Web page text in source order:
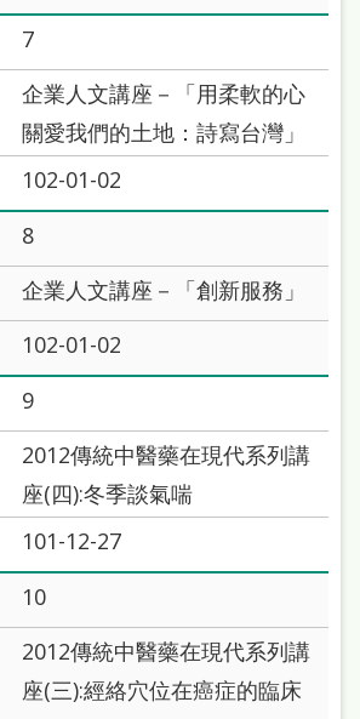
7
企業人文講座－「用柔軟的心
關愛我們的土地：詩寫台灣」
102-01-02
8
企業人文講座－「創新服務」
102-01-02
9
2012傳統中醫藥在現代系列講
座(四):冬季談氣喘
101-12-27
10
2012傳統中醫藥在現代系列講
座(三):經絡穴位在癌症的臨床